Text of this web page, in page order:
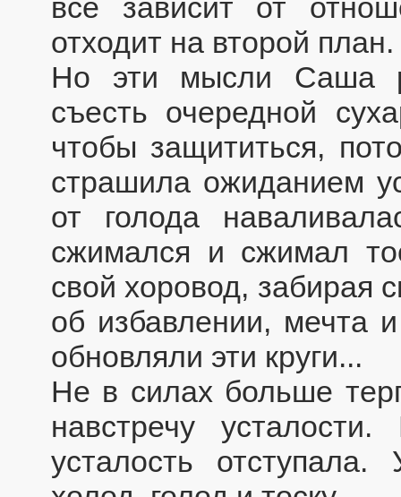
все зависит от
отходит на второй план.
Но эти мысли Саша
съесть очередной
чтобы защититься,
страшила ожиданием
от голода
сжимался и сжимал
свой хоровод, забирая
об избавлении, мечта
обновляли эти круги...
Не в силах больше
навстречу
усталость